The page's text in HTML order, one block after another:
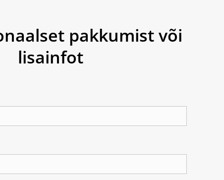
pakkumist või
lisainfot